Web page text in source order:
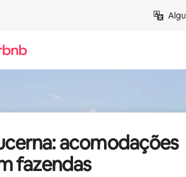
acomodações
fazendas